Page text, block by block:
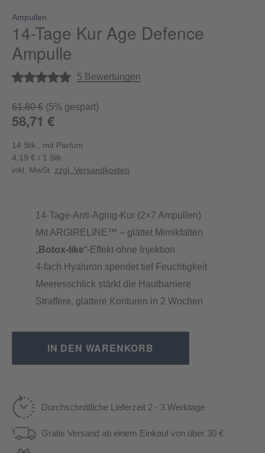
58,71 €
61,80 € (5% gespart)
14 Stk , mit Parfum
4,19 € / 1 Stk
inkl. MwSt. zzgl. Versandkosten
14-Tage-Anti-Aging-Kur (2×7 Ampullen)
Mit ARGIRELINE™ – glättet Mimikfalten
„Botox-like“-Effekt ohne Injektion
4-fach Hyaluron spendet tief Feuchtigkeit
Meeresschlick stärkt die Hautbarriere
Straffere, glattere Konturen in 2 Wochen
Ampullen
14-Tage Kur Age Defence
Ampulle
Durchschnittliche Bewertung von 5 von 5 Sternen
5 Bewertungen
IN DEN WARENKORB
Durchschnittliche Lieferzeit 2 - 3 Werktage
Gratis Versand ab einem Einkauf von über 30 €